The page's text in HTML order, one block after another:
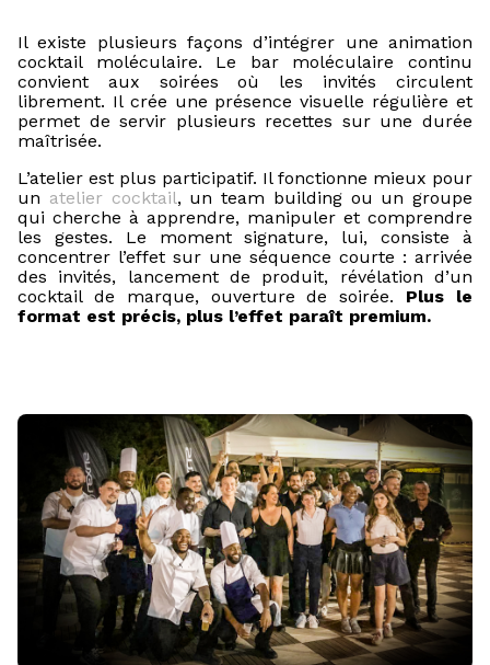
Il existe plusieurs façons d’intégrer une animation
cocktail moléculaire. Le bar moléculaire continu
convient aux soirées où les invités circulent
librement. Il crée une présence visuelle régulière et
permet de servir plusieurs recettes sur une durée
maîtrisée.
L’atelier est plus participatif. Il fonctionne mieux pour
un atelier cocktail, un team building ou un groupe
qui cherche à apprendre, manipuler et comprendre
les gestes. Le moment signature, lui, consiste à
concentrer l’effet sur une séquence courte : arrivée
des invités, lancement de produit, révélation d’un
cocktail de marque, ouverture de soirée. Plus le
format est précis, plus l’effet paraît premium.